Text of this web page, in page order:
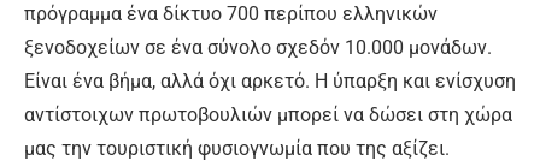
πρόγραμμα ένα δίκτυο 700 περίπου ελληνικών
ξενοδοχείων σε ένα σύνολο σχεδόν 10.000 μονάδων.
Είναι ένα βήμα, αλλά όχι αρκετό. Η ύπαρξη και ενίσχυση
αντίστοιχων πρωτοβουλιών μπορεί να δώσει στη χώρα
μας την τουριστική φυσιογνωμία που της αξίζει.